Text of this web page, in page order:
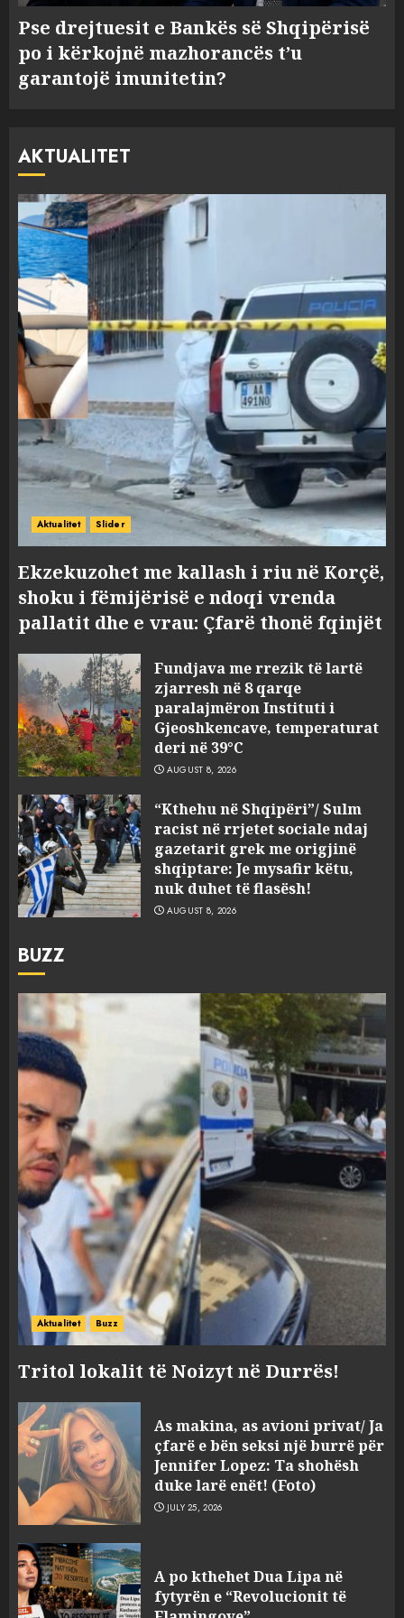
Pse drejtuesit e Bankës së Shqipërisë
po i kërkojnë mazhorancës t’u
garantojë imunitetin?
AKTUALITET
Aktualitet Slider
Ekzekuzohet me kallash i riu në Korçë,
shoku i fëmijërisë e ndoqi vrenda
pallatit dhe e vrau: Çfarë thonë fqinjët
Fundjava me rrezik të lartë
zjarresh në 8 qarqe
paralajmëron Instituti i
Gjeoshkencave, temperaturat
deri në 39°C
AUGUST 8, 2026
“Kthehu në Shqipëri”/ Sulm
racist në rrjetet sociale ndaj
gazetarit grek me origjinë
shqiptare: Je mysafir këtu,
nuk duhet të flasësh!
AUGUST 8, 2026
BUZZ
Aktualitet Buzz
Tritol lokalit të Noizyt në Durrës!
As makina, as avioni privat/ Ja
çfarë e bën seksi një burrë për
Jennifer Lopez: Ta shohësh
duke larë enët! (Foto)
JULY 25, 2026
A po kthehet Dua Lipa në
fytyrën e “Revolucionit të
racist në rrjetet sociale ndaj
gazetarit grek me origjinë
shqiptare: Je mysafir këtu,